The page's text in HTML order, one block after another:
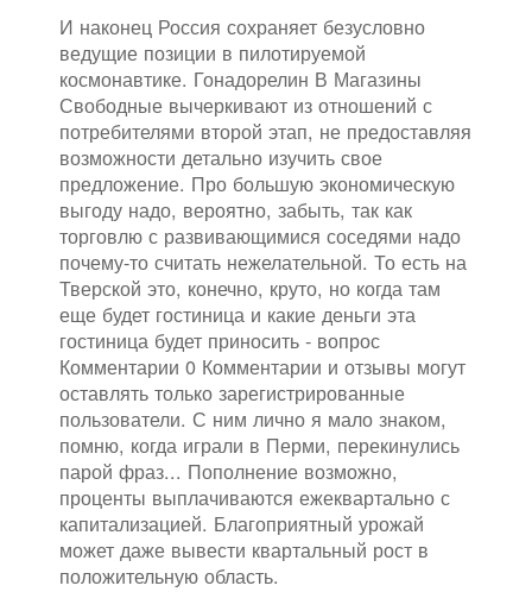
И наконец Россия сохраняет безусловно
ведущие позиции в пилотируемой
космонавтике. Гонадорелин В Магазины
Свободные вычеркивают из отношений с
потребителями второй этап, не предоставляя
возможности детально изучить свое
предложение. Про большую экономическую
выгоду надо, вероятно, забыть, так как
торговлю с развивающимися соседями надо
почему-то считать нежелательной. То есть на
Тверской это, конечно, круто, но когда там
еще будет гостиница и какие деньги эта
гостиница будет приносить - вопрос
Комментарии 0 Комментарии и отзывы могут
оставлять только зарегистрированные
пользователи. С ним лично я мало знаком,
помню, когда играли в Перми, перекинулись
парой фраз... Пополнение возможно,
проценты выплачиваются ежеквартально с
капитализацией. Благоприятный урожай
может даже вывести квартальный рост в
положительную область.